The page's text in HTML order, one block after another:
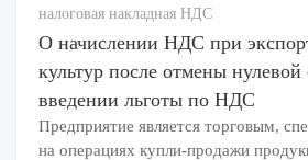
налоговая накладная НДС
О начислении НДС при
культур после отмены нулевой
введении льготы по НДС
Предприятие является торговым,
на операциях купли-продажи